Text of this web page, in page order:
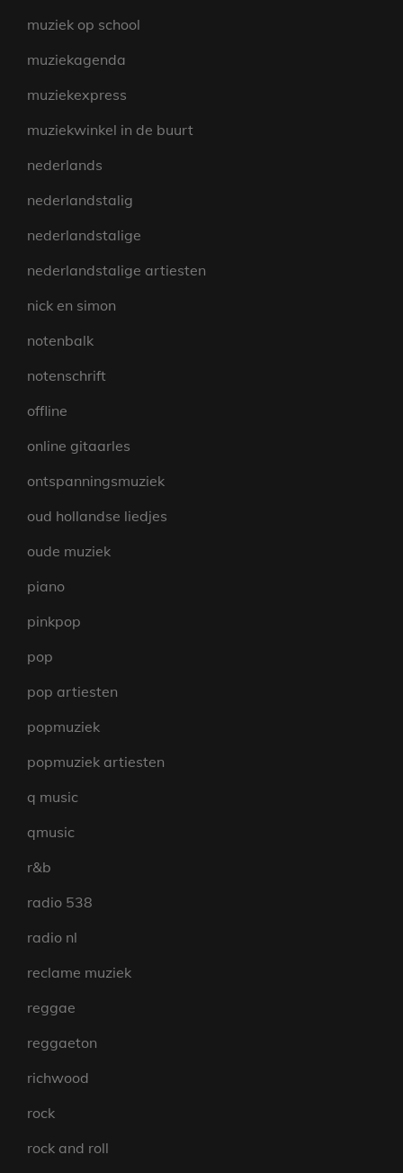
muziek op school
muziekagenda
muziekexpress
muziekwinkel in de buurt
nederlands
nederlandstalig
nederlandstalige
nederlandstalige artiesten
nick en simon
notenbalk
notenschrift
offline
online gitaarles
ontspanningsmuziek
oud hollandse liedjes
oude muziek
piano
pinkpop
pop
pop artiesten
popmuziek
popmuziek artiesten
q music
qmusic
r&b
radio 538
radio nl
reclame muziek
reggae
reggaeton
richwood
rock
rock and roll